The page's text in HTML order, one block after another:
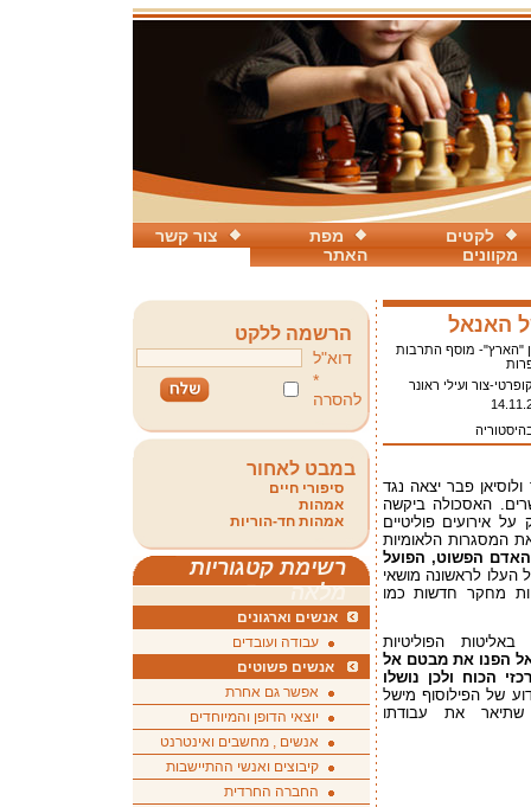
צור קשר
מפת
האתר
לקטים
מקוונים
האנאל
"הארץ"- מוסף התרבות
קופרטי-צור ועילי ראונר
פבר יצאה נגד
האסכולה ביקשה
אירועים פוליטיים
המסגרות הלאומיות
האדם הפשוט, הפועל
העלו לראשונה מושאי
מחקר חדשות כמו
הפוליטיות
הפנו את מבטם אל
הכוח ולכן נושלו
של הפילוסוף מישל
שתיאר את עבודתו
הרשמה ללקט
דוא"ל
*
להסרה
במבט לאחור
סיפורי חיים
אמהות
אמהות חד-הוריות
רשימת קטגוריות
מלאה
אנשים וארגונים
עבודה ועובדים
אנשים פשוטים
אפשר גם אחרת
יוצאי הדופן והמיוחדים
אנשים , מחשבים ואינטרנט
קיבוצים ואנשי ההתיישבות
החברה החרדית